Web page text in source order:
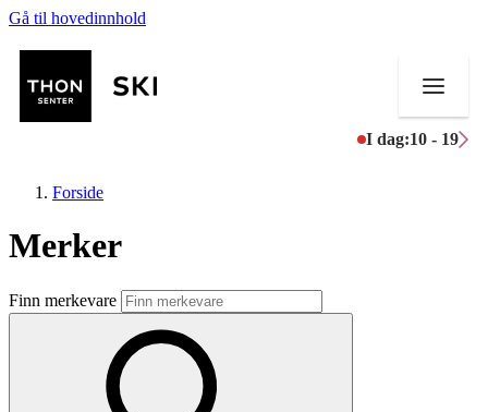
Gå til hovedinnhold
I dag:10 - 19
Butikker
Mat og drikke
Forside
Merker
Finn merkevare